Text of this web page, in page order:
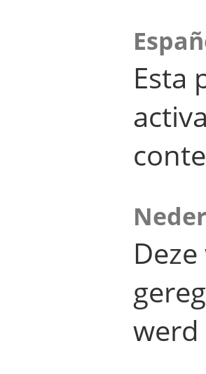
Esta
werd